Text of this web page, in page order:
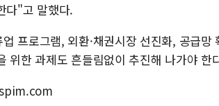
다"고 말했다.
프로그램, 외환·채권시장 선진화, 공급망
위한 과제도 흔들림없이 추진해 나가야 한